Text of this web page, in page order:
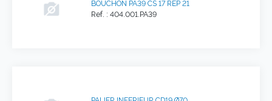
BOUCHON PA39 CS 17 REP 21
Ref. : 404.001.PA39